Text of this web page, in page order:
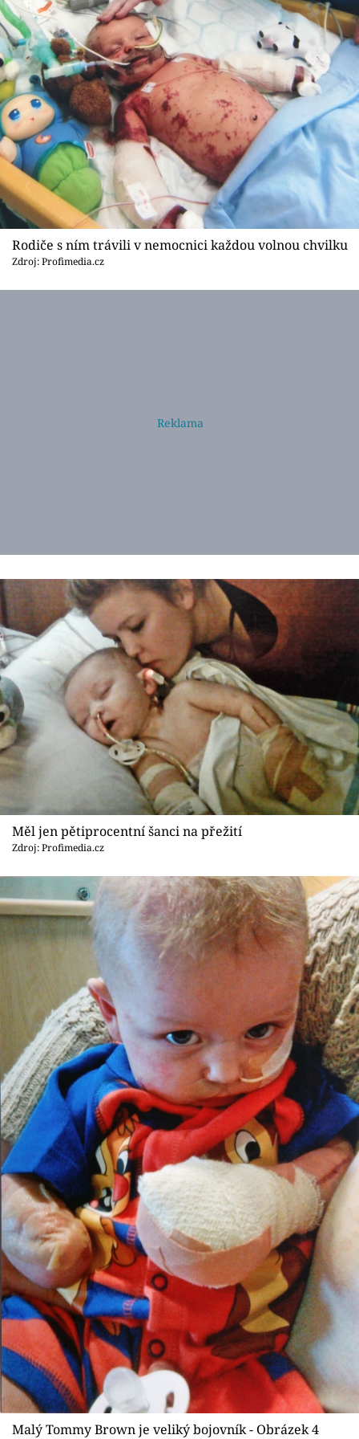
Rodiče s ním trávili v nemocnici každou volnou chvilku
Zdroj: Profimedia.cz
Měl jen pětiprocentní šanci na přežití
Zdroj: Profimedia.cz
Malý Tommy Brown je veliký bojovník - Obrázek 4